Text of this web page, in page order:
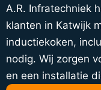
A.R. Infratechniek
klanten in Katwijk
inductiekoken,
nodig. Wij zorgen
en een installatie